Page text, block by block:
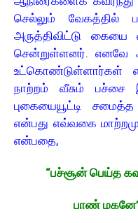
செல்லும்
அருத்திவிட்டு
சென்றுள்ளனர். எனவே
உட்கொண்டுள்ளார்கள்
நாற்றம் வீசும் பச்சை
புகையையூட்டி
என்பது எவ்வகை
என்பதை,
“பச்சூன் பெய்த
பாண்